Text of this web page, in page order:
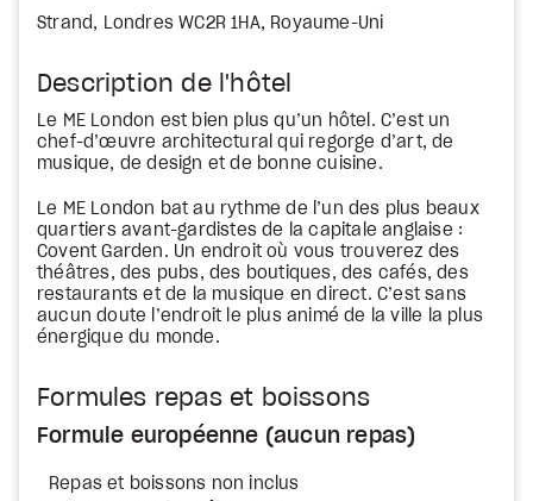
Strand, Londres WC2R 1HA, Royaume-Uni
Description de l'hôtel
Le ME London est bien plus qu’un hôtel. C’est un
chef-d’œuvre architectural qui regorge d’art, de
musique, de design et de bonne cuisine.
Le ME London bat au rythme de l’un des plus beaux
quartiers avant-gardistes de la capitale anglaise :
Covent Garden. Un endroit où vous trouverez des
théâtres, des pubs, des boutiques, des cafés, des
restaurants et de la musique en direct. C’est sans
aucun doute l’endroit le plus animé de la ville la plus
énergique du monde.
Formules repas et boissons
Formule européenne (aucun repas)
Repas et boissons non inclus